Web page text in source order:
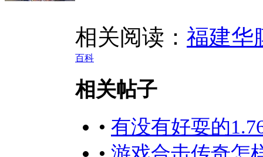
相关阅读： 福建华
百科
相关帖子
• 有没有好耍的